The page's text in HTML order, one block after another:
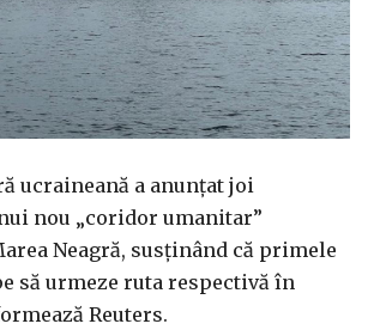
ucraineană a anunţat joi
nou „coridor umanitar”
Neagră, susţinând că primele
să urmeze ruta respectivă în
Reuters.